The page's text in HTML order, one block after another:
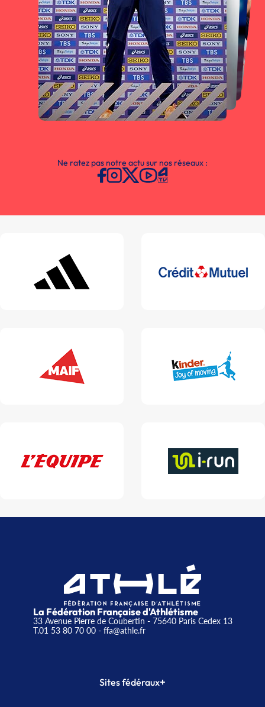
Ne ratez pas notre actu sur nos réseaux :
La Fédération Française d'Athlétisme
33 Avenue Pierre de Coubertin - 75640 Paris Cedex 13
T.01 53 80 70 00- ffa@athle.fr
Sites fédéraux+